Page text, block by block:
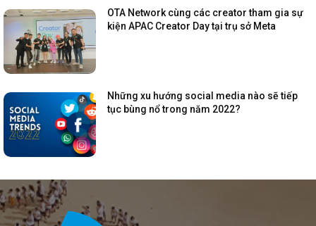
OTA Network cùng các creator tham gia sự
kiện APAC Creator Day tại trụ sở Meta
Những xu hướng social media nào sẽ tiếp
tục bùng nổ trong năm 2022?